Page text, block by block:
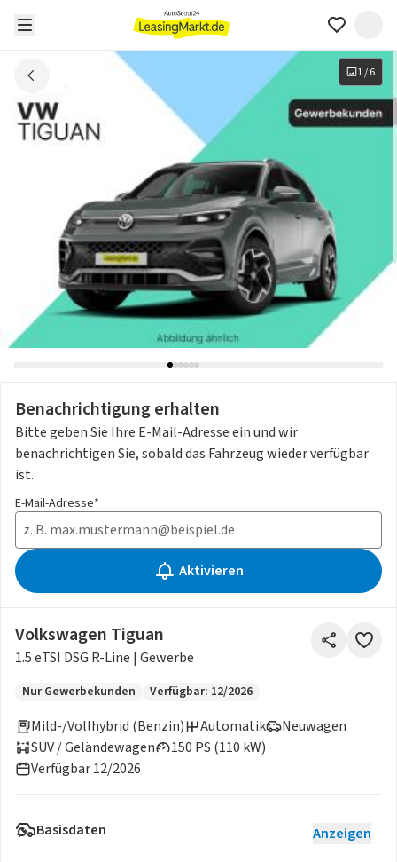
1/6
Benachrichtigung erhalten
Bitte geben Sie Ihre E-Mail-Adresse ein und wir
benachrichtigen Sie, sobald das Fahrzeug wieder verfügbar
ist.
E-Mail-Adresse*
Aktivieren
Volkswagen Tiguan
1.5 eTSI DSG R-Line | Gewerbe
Nur Gewerbekunden Verfügbar: 12/2026
Mild-/Vollhybrid (Benzin)
Neuwagen
150 PS (110 kW)
Automatik
SUV / Geländewagen
Verfügbar 12/2026
Basisdaten Anzeigen